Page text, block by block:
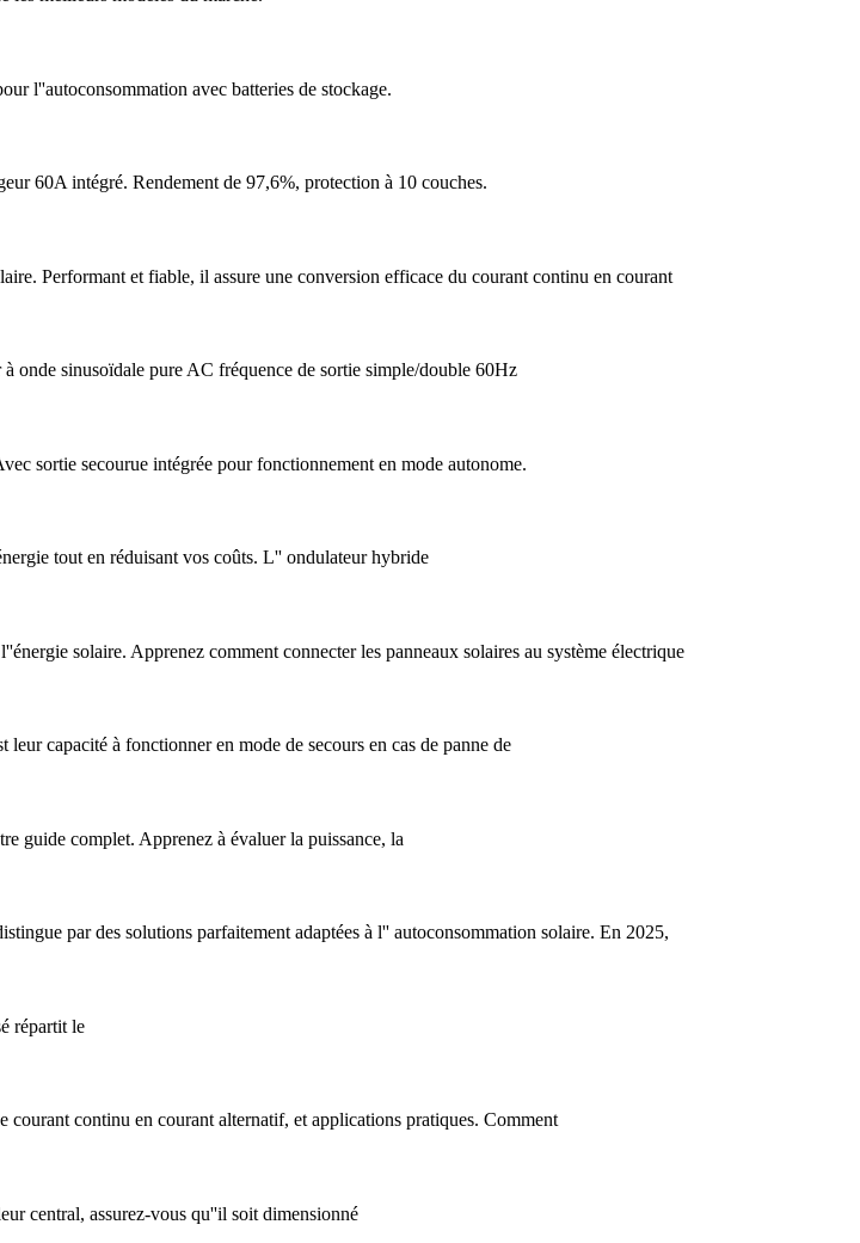
l''autoconsommation avec batteries de stockage.
60A intégré. Rendement de 97,6%, protection à 10 couches.
Performant et fiable, il assure une conversion efficace du courant continu en courant
sinusoïdale pure AC fréquence de sortie simple/double 60Hz
sortie secourue intégrée pour fonctionnement en mode autonome.
tout en réduisant vos coûts. L'' ondulateur hybride
solaire. Apprenez comment connecter les panneaux solaires au système électrique
capacité à fonctionner en mode de secours en cas de panne de
guide complet. Apprenez à évaluer la puissance, la
par des solutions parfaitement adaptées à l'' autoconsommation solaire. En 2025,
répartit le
continu en courant alternatif, et applications pratiques. Comment
central, assurez-vous qu''il soit dimensionné